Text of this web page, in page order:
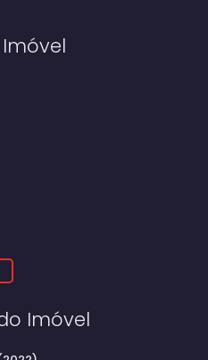
apenas o acabamento
Imóvel